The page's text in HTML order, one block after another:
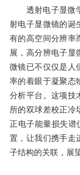
透射电子显微学
射电子显微镜的诞
有的高空间分辨率
展，高分辨电子显
微镜已不仅仅是人
率的着眼于凝聚态
分析平台。这项技
所的双球差校正冷
正电子能量损失谱
置，让我们携手走
子结构的关联，展